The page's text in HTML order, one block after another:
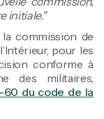
initiale."
la commission de
pour les
conforme à
des militaires,
60 du code de la